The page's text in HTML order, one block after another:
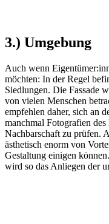
3.) Umgebung
Auch wenn
möchten: In der Regel
Siedlungen. Die Fassade
von vielen Menschen
empfehlen daher, sich an
manchmal Fotografien
Nachbarschaft zu prüfen.
ästhetisch enorm von
Gestaltung einigen
wird so das Anliegen der